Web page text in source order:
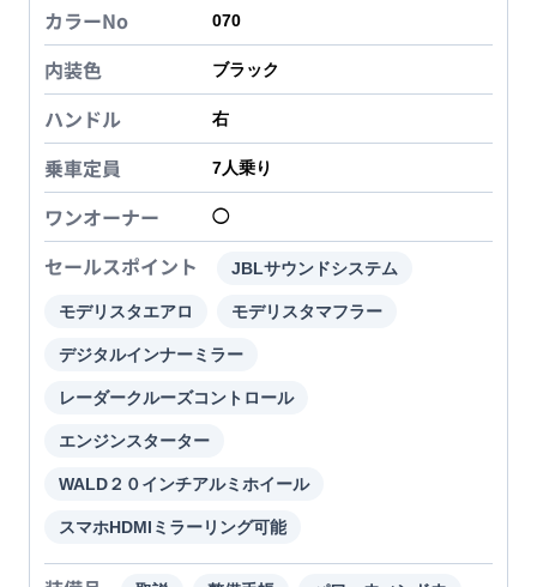
カラーNo 070
内装色 ブラック
ハンドル 右
乗車定員 7人乗り
ワンオーナー ◯
セールスポイント JBLサウンドシステム
モデリスタエアロ モデリスタマフラー
デジタルインナーミラー
レーダークルーズコントロール
エンジンスターター
WALD２０インチアルミホイール
スマホHDMIミラーリング可能